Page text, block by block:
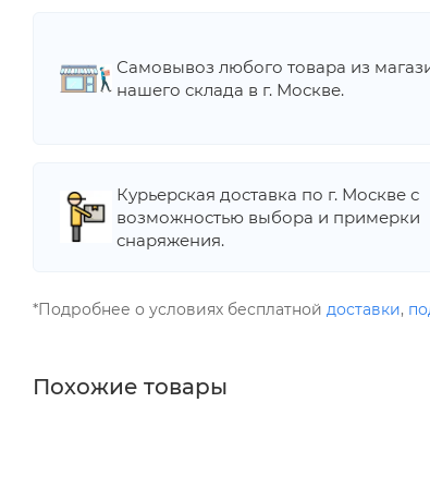
Самовывоз любого товара из
нашего склада в г. Москве.
Курьерская доставка по г. Москве с
возможностью выбора и примерки
снаряжения.
*Подробнее о условиях бесплатной доставки,
Похожие товары